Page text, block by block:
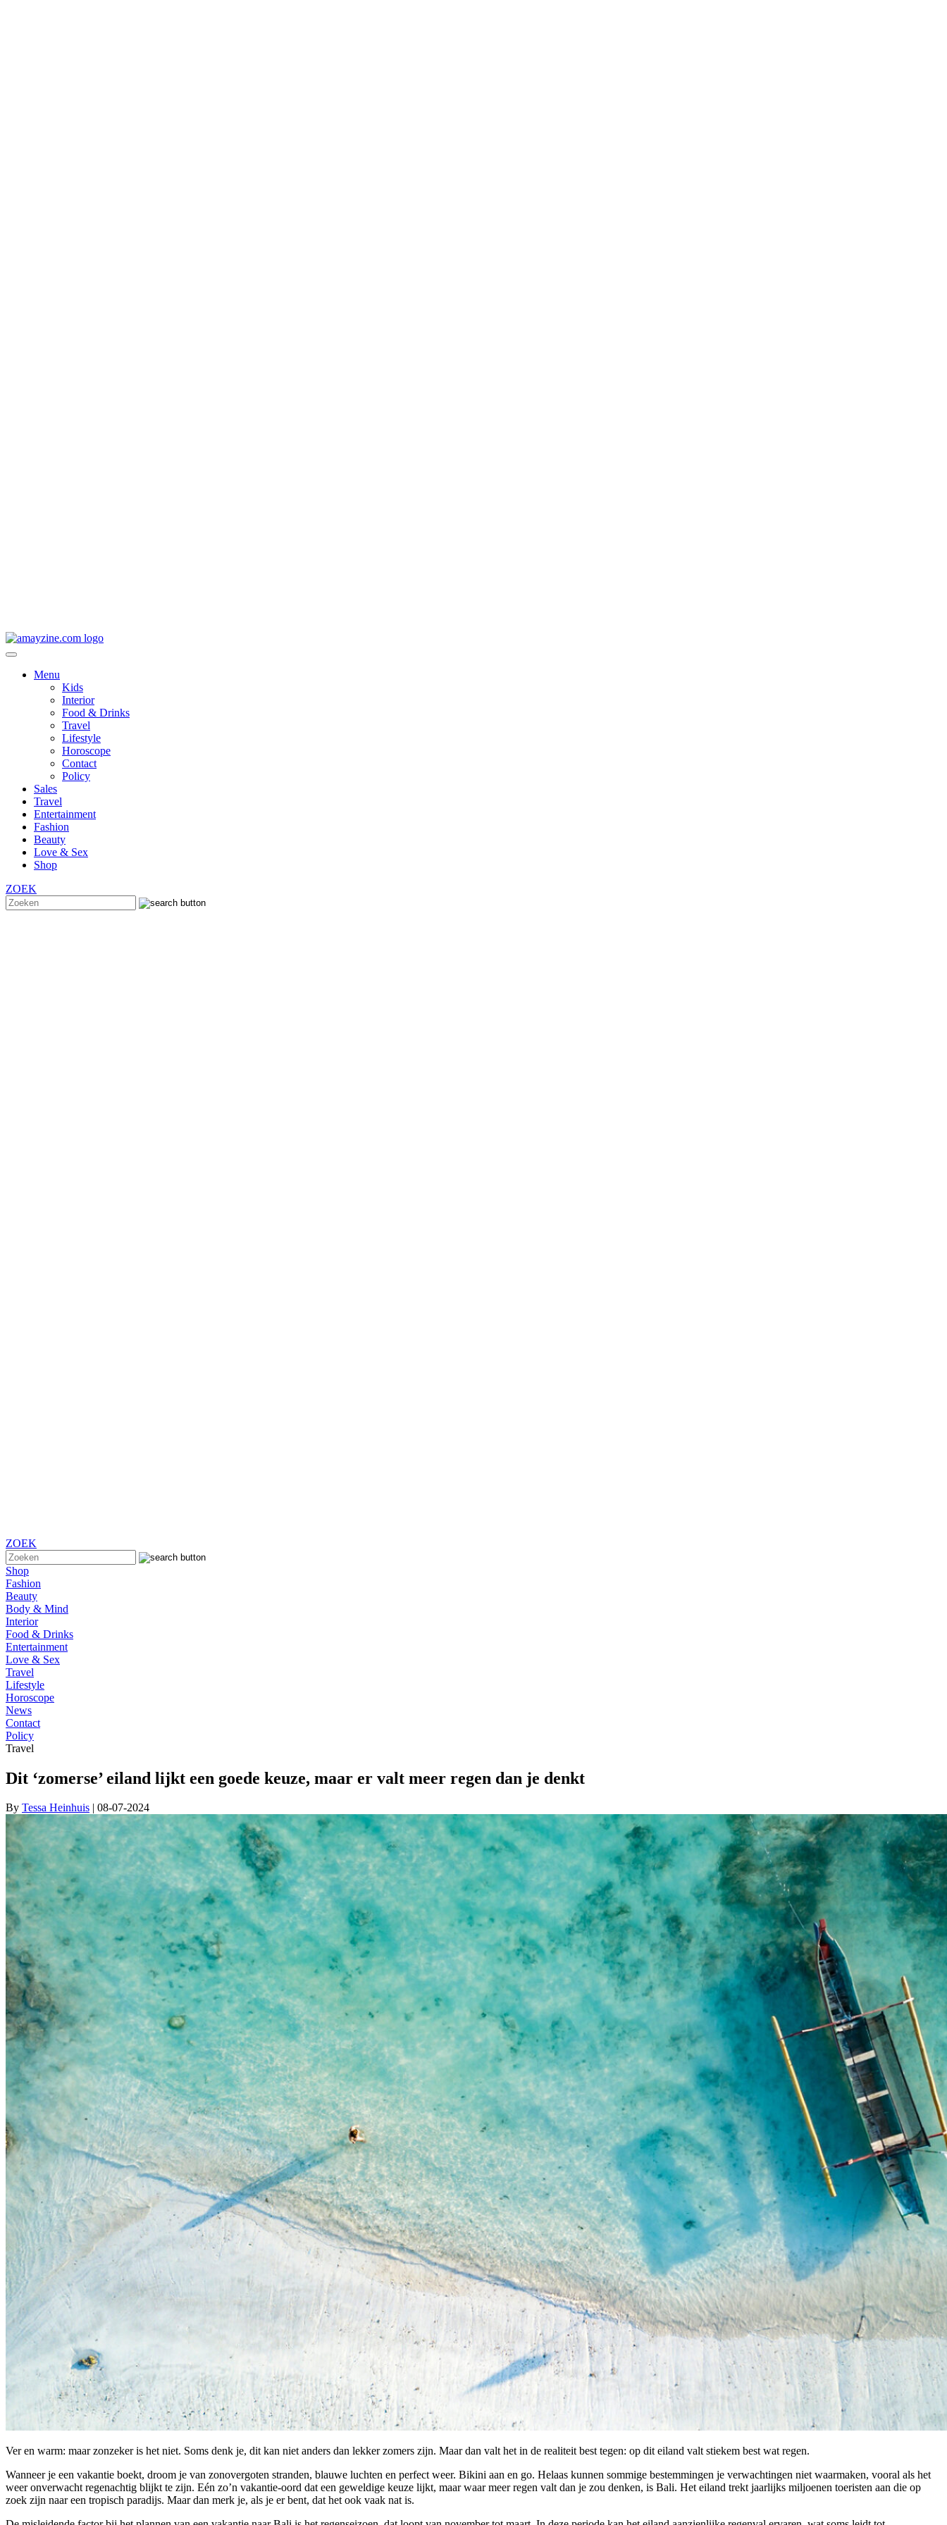
Menu
Kids
Interior
Food & Drinks
Travel
Lifestyle
Horoscope
Contact
Policy
Sales
Travel
Entertainment
Fashion
Beauty
Love & Sex
Shop
ZOEK
ZOEK
Shop
Fashion
Beauty
Body & Mind
Interior
Food & Drinks
Entertainment
Love & Sex
Travel
Lifestyle
Horoscope
News
Contact
Policy
Travel
Dit ‘zomerse’ eiland lijkt een goede keuze, maar er valt meer regen dan je denkt
By Tessa Heinhuis | 08-07-2024
Ver en warm: maar zonzeker is het niet. Soms denk je, dit kan niet anders dan lekker zomers zijn. Maar dan valt het in de realiteit best tegen: op dit eiland valt stiekem best wat regen.
Wanneer je een vakantie boekt, droom je van zonovergoten stranden, blauwe luchten en perfect weer. Bikini aan en go. Helaas kunnen sommige bestemmingen je verwachtingen niet waarmaken, vooral als het
weer onverwacht regenachtig blijkt te zijn. Eén zo’n vakantie-oord dat een geweldige keuze lijkt, maar waar meer regen valt dan je zou denken, is Bali. Het eiland trekt jaarlijks miljoenen toeristen aan die op
zoek zijn naar een tropisch paradijs. Maar dan merk je, als je er bent, dat het ook vaak nat is.